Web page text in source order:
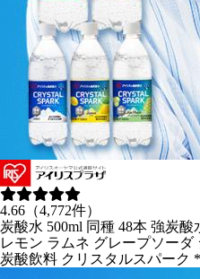
4.66（4,772件）
炭酸水 500ml 同種 48本 強炭
レモン ラムネ グレープソー
炭酸飲料 クリスタルスパーク *